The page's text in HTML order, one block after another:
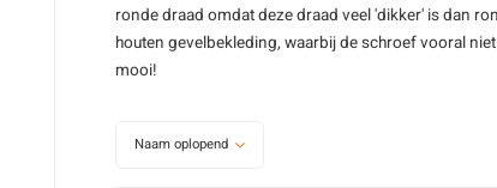
ronde draad omdat deze draad veel 'dikker' is dan
houten gevelbekleding, waarbij de schroef vooral
mooi!
Naam oplopend